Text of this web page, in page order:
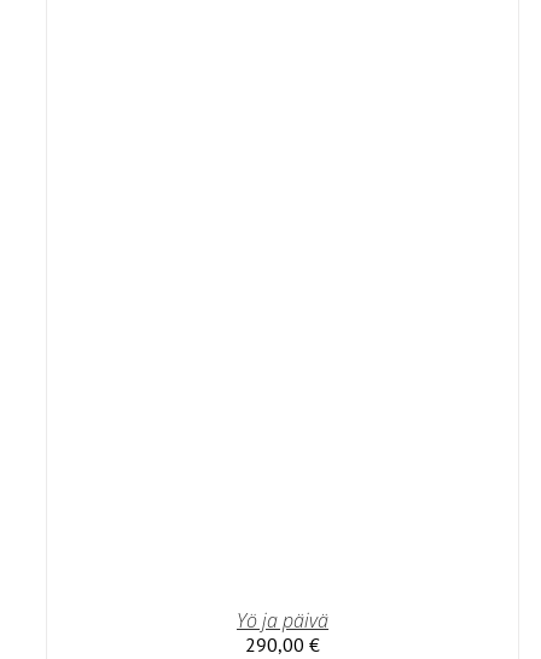
Yö ja päivä
290,00 €